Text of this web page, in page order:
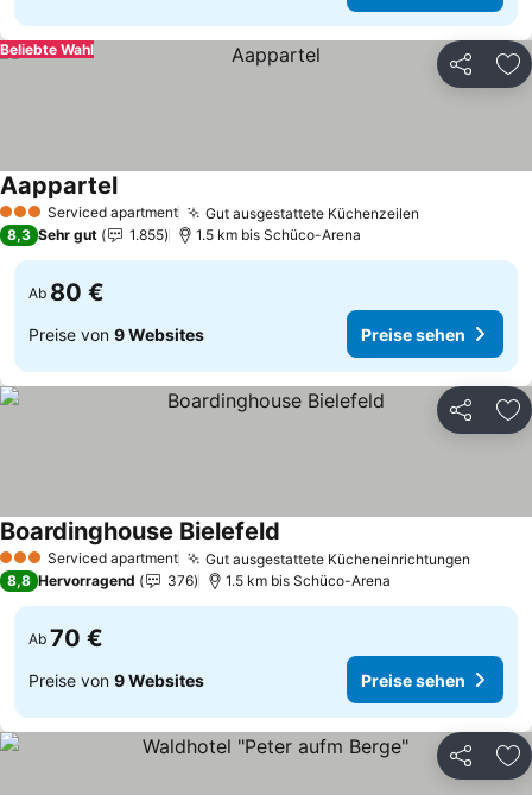
Teilen
Beliebte Wahl
3 SterneServiced apartment Gut ausgestattete Küchenzeilen
Aappartel
8,3 Sehr gut 1.855 1.5 km bis Schüco-Arena
Ab 80 €
Preise von 9 Websites Preise sehen
Teilen
3 SterneServiced apartment Gut ausgestattete Kücheneinrichtungen
Boardinghouse Bielefeld
8,8 Hervorragend 376 1.5 km bis Schüco-Arena
Ab 70 €
Preise von 9 Websites Preise sehen
Teilen